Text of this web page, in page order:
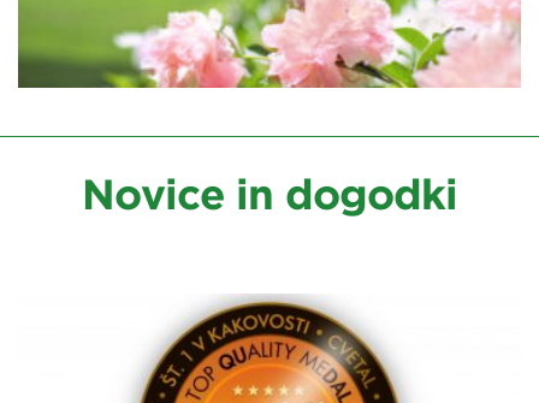
Novice in dogodki